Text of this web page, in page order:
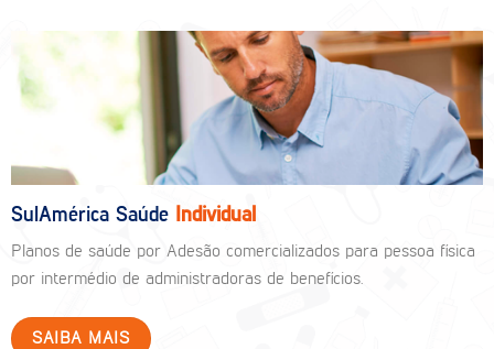
SulAmérica Saúde Individual
Planos de saúde por Adesão comercializados para pessoa física
por intermédio de administradoras de benefícios.
SAIBA MAIS